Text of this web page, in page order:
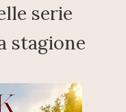
serie
stagione